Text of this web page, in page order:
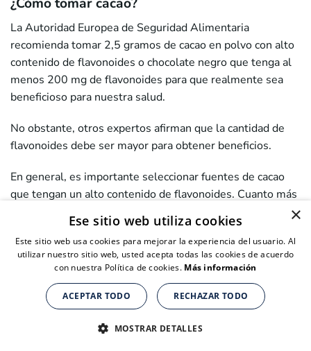
Suplementos nutricionales para personas de + de 40 años
CLICK AQUÍ PARA COMPRAR
¿Cómo tomar cacao?
La Autoridad Europea de Seguridad Alimentaria
recomienda tomar 2,5 gramos de cacao en polvo con alto
contenido de flavonoides o chocolate negro que tenga al
menos 200 mg de flavonoides para que realmente sea
beneficioso para nuestra salud.
No obstante, otros expertos afirman que la cantidad de
flavonoides debe ser mayor para obtener beneficios.
En general, es importante seleccionar fuentes de cacao
que tengan un alto contenido de flavonoides. Cuanto más
Suplementos nutricionales para personas de + de 40 años
CLICK AQUÍ PARA COMPRAR
Suplementos nutricionales para personas de + de 40 años
CLICK AQUÍ PARA COMPRAR
×
Ese sitio web utiliza cookies
Este sitio web usa cookies para mejorar la experiencia del usuario. Al
utilizar nuestro sitio web, usted acepta todas las cookies de acuerdo
con nuestra Política de cookies. Más información
ACEPTAR TODO RECHAZAR TODO
MOSTRAR DETALLES